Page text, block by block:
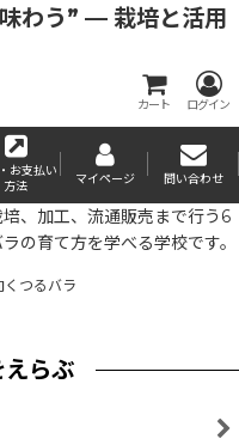
わう” — 栽培と活用
カート ログイン
お支払い
方法
マイページ 問い合わせ
、加工、流通販売まで行う6
の育て方を学べる学校です。
くつるバラ
らぶ